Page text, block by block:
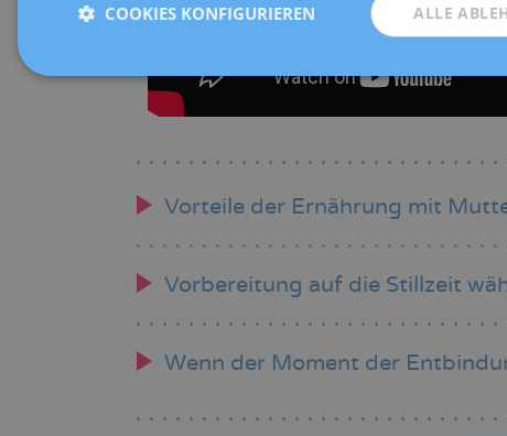
Vorteile der Ernährung mit
Vorbereitung auf die Stillzeit
Wenn der Moment der
ALLE
COOKIES KONFIGURIEREN